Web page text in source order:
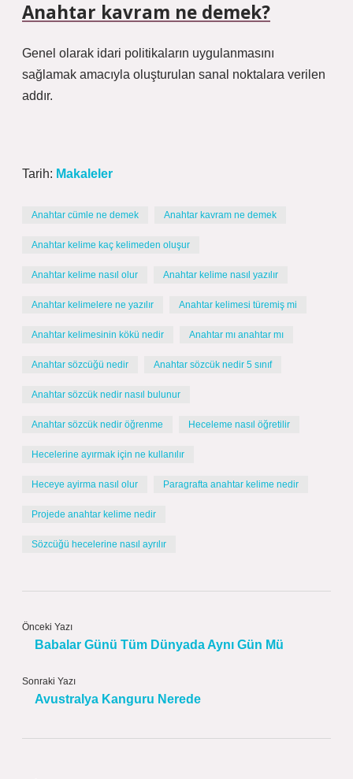
Anahtar kavram ne demek?
Genel olarak idari politikaların uygulanmasını
sağlamak amacıyla oluşturulan sanal noktalara verilen
addır.
Tarih: Makaleler
Anahtar cümle ne demek Anahtar kavram ne demek
Anahtar kelime kaç kelimeden oluşur
Anahtar kelime nasıl olur Anahtar kelime nasıl yazılır
Anahtar kelimelere ne yazılır Anahtar kelimesi türemiş mi
Anahtar kelimesinin kökü nedir Anahtar mı anahtar mı
Anahtar sözcüğü nedir Anahtar sözcük nedir 5 sınıf
Anahtar sözcük nedir nasıl bulunur
Anahtar sözcük nedir öğrenme Heceleme nasıl öğretilir
Hecelerine ayırmak için ne kullanılır
Heceye ayirma nasıl olur Paragrafta anahtar kelime nedir
Projede anahtar kelime nedir
Sözcüğü hecelerine nasıl ayrılır
Önceki Yazı
Babalar Günü Tüm Dünyada Aynı Gün Mü
Sonraki Yazı
Avustralya Kanguru Nerede